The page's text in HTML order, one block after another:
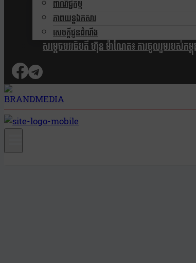
ពាណិជ្ជកម្ម
ភាពយន្តឯកសារ
សេចក្តីជូនដំណឹង
សម្តេចបវរធិបតី ហ៊ុន ម៉ាណែត៖ ការចូលរួមរបស់កម្ពុ